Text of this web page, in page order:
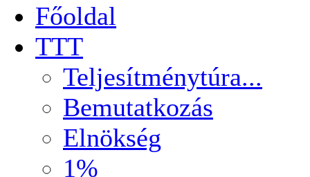
Főoldal
TTT
Teljesítménytúra...
Bemutatkozás
Elnökség
1%